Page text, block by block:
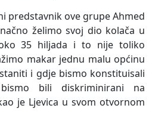
predstavnik ove grupe Ahmed
želimo svoj dio kolača u
35 hiljada i to nije toliko
makar jednu malu općinu
i gdje bismo konstituisali
bili diskriminirani na
je Ljevica u svom otvornom